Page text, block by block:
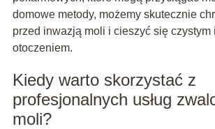
domowe metody, możemy skutecznie
przed inwazją moli i cieszyć się czystym
otoczeniem.
Kiedy warto skorzystać z
profesjonalnych usług
moli?